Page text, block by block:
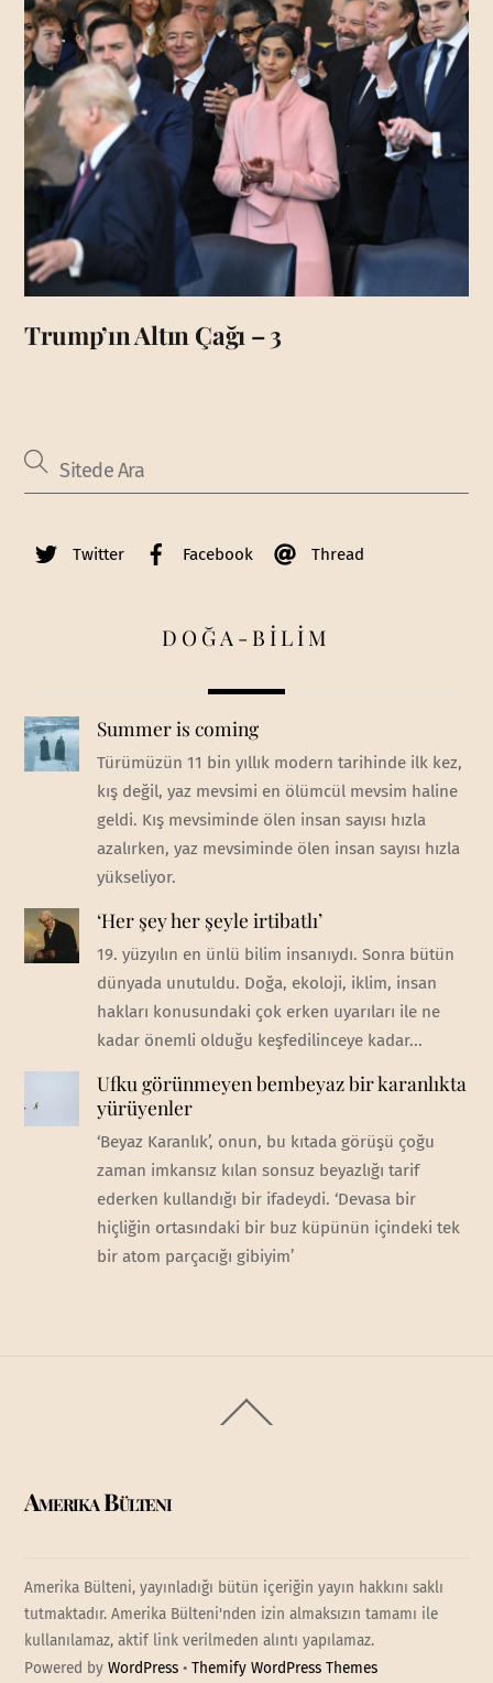
Trump’ın Altın Çağı – 3
Twitter Facebook Thread
DOĞA-BİLİM
Summer is coming
Türümüzün 11 bin yıllık modern tarihinde ilk kez,
kış değil, yaz mevsimi en ölümcül mevsim haline
geldi. Kış mevsiminde ölen insan sayısı hızla
azalırken, yaz mevsiminde ölen insan sayısı hızla
yükseliyor.
‘Her şey her şeyle irtibatlı’
19. yüzyılın en ünlü bilim insanıydı. Sonra bütün
dünyada unutuldu. Doğa, ekoloji, iklim, insan
hakları konusundaki çok erken uyarıları ile ne
kadar önemli olduğu keşfedilinceye kadar...
Ufku görünmeyen bembeyaz bir karanlıkta
yürüyenler
‘Beyaz Karanlık’, onun, bu kıtada görüşü çoğu
zaman imkansız kılan sonsuz beyazlığı tarif
ederken kullandığı bir ifadeydi. ‘Devasa bir
hiçliğin ortasındaki bir buz küpünün içindeki tek
bir atom parçacığı gibiyim’
To
Amerika Bülteni
Amerika Bülteni, yayınladığı bütün içeriğin yayın hakkını saklı
tutmaktadır. Amerika Bülteni'nden izin almaksızın tamamı ile
kullanılamaz, aktif link verilmeden alıntı yapılamaz.
Powered byWordPress •Themify WordPress Themes